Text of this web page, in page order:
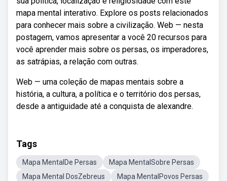
mapa mental interativo. Explore os posts relacionados
para conhecer mais sobre a civilização. Web — nesta
postagem, vamos apresentar a você 20 recursos para
você aprender mais sobre os persas, os imperadores,
as satrápias, a relação com outras.
Web — uma coleção de mapas mentais sobre a
história, a cultura, a política e o território dos persas,
desde a antiguidade até a conquista de alexandre.
Tags
Mapa MentalDe Persas
Mapa MentalSobre Persas
Mapa Mental DosZebreus
Mapa MentalPovos Persas